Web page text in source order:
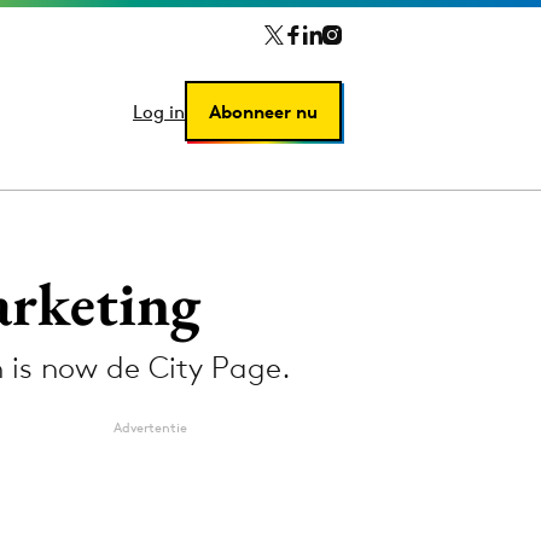
Log in Abonneer nu
Log in Abonneer nu
now de City Page.
Advertentie